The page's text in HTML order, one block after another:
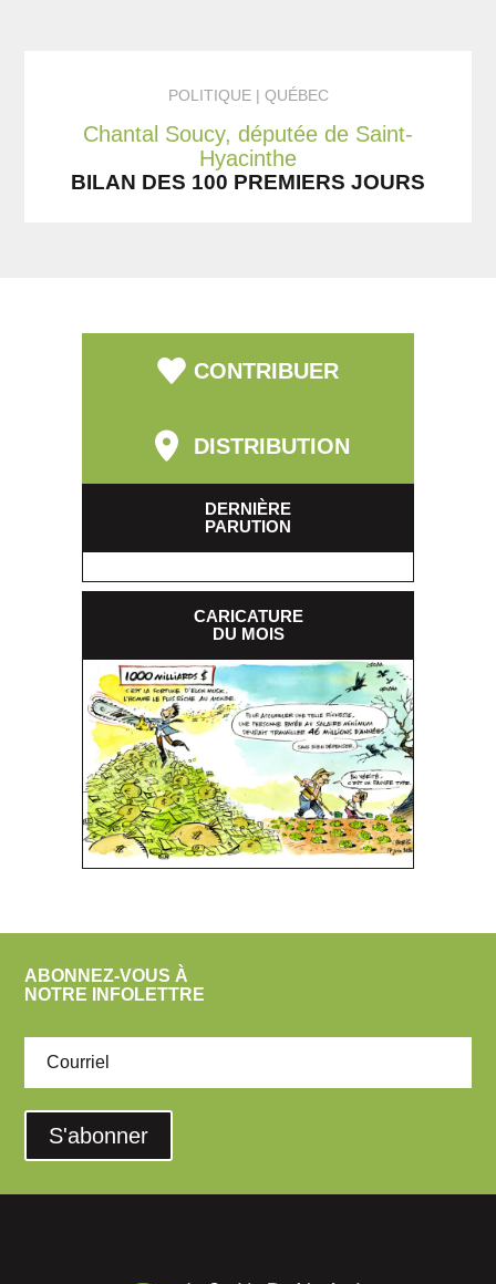
POLITIQUE QUÉBEC
Chantal Soucy, députée de Saint-
Hyacinthe
BILAN DES 100 PREMIERS JOURS
CONTRIBUER
DISTRIBUTION
DERNIÈRE
PARUTION
CARICATURE
DU MOIS
ABONNEZ-VOUS À
NOTRE INFOLETTRE
S'abonner